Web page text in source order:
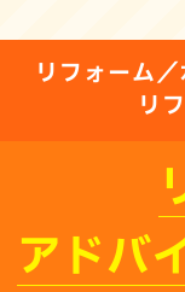
リフォーム
リ
アドバ